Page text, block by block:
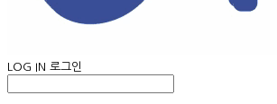
LOG IN 로그인